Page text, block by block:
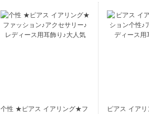
个性 ★ピアス イアリング★フ
ピアス イア